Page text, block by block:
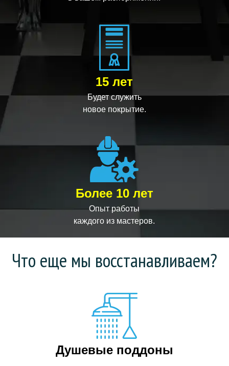
15 лет
Будет служить
новое покрытие.
Более 10 лет
Опыт работы
каждого из мастеров.
Что еще мы восстанавливаем?
Душевые поддоны